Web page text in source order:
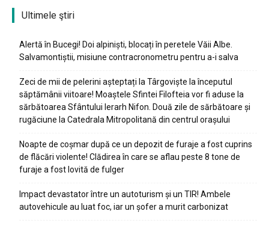
Ultimele ştiri
Alertă în Bucegi! Doi alpiniști, blocați în peretele Văii Albe.
Salvamontiștii, misiune contracronometru pentru a-i salva
Zeci de mii de pelerini așteptați la Târgoviște la începutul
săptămânii viitoare! Moaștele Sfintei Filofteia vor fi aduse la
sărbătoarea Sfântului Ierarh Nifon. Două zile de sărbătoare și
rugăciune la Catedrala Mitropolitană din centrul orașului
Noapte de coșmar după ce un depozit de furaje a fost cuprins
de flăcări violente! Clădirea în care se aflau peste 8 tone de
furaje a fost lovită de fulger
Impact devastator între un autoturism și un TIR! Ambele
autovehicule au luat foc, iar un șofer a murit carbonizat